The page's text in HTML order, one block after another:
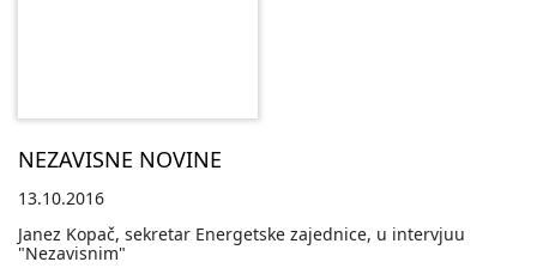
NEZAVISNE NOVINE
13.10.2016
Janez Kopač, sekretar Energetske zajednice, u intervjuu
"Nezavisnim"